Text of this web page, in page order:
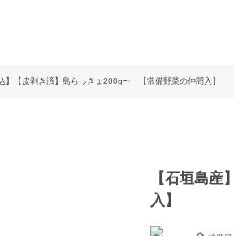
】【皮剥き済】島らっきょ200g〜 【常備野菜の仲間入】
【石垣島
入】